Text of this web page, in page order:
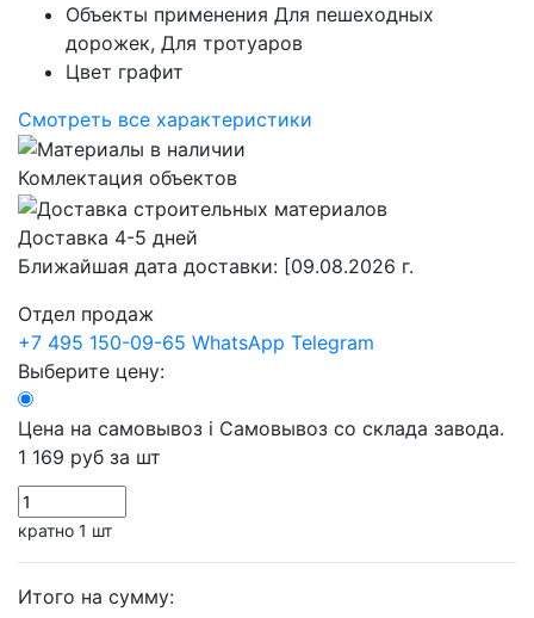
Объекты применения Для пешеходных
дорожек, Для тротуаров
Цвет графит
Смотреть все характеристики
Комлектация объектов
Доставка 4-5 дней
Ближайшая дата доставки: [09.08.2026 г.
Отдел продаж
+7 495 150-09-65 WhatsApp Telegram
Выберите цену:
Цена на самовывоз i Самовывоз со склада завода.
1 169 руб за шт
кратно 1 шт
Итого на сумму: